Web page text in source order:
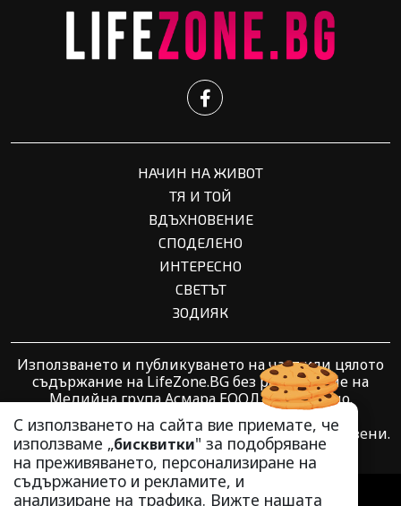
С използването на сайта вие приемате, че
използваме „бисквитки" за подобряване
на преживяването, персонализиране на
съдържанието и рекламите, и
анализиране на трафика. Вижте нашата
НАЧИН НА ЖИВОТ
ТЯ И ТОЙ
ВДЪХНОВЕНИЕ
СПОДЕЛЕНО
ИНТЕРЕСНО
СВЕТЪТ
ЗОДИЯК
Използването и публикуването на част или цялото
съдържание на LifeZone.BG без разрешение на
Медийна група Асмара ЕООД е забранено.
© 2010 - 2026 | LifeZone.BG. Всички права запазени.
РЕКЛАМА